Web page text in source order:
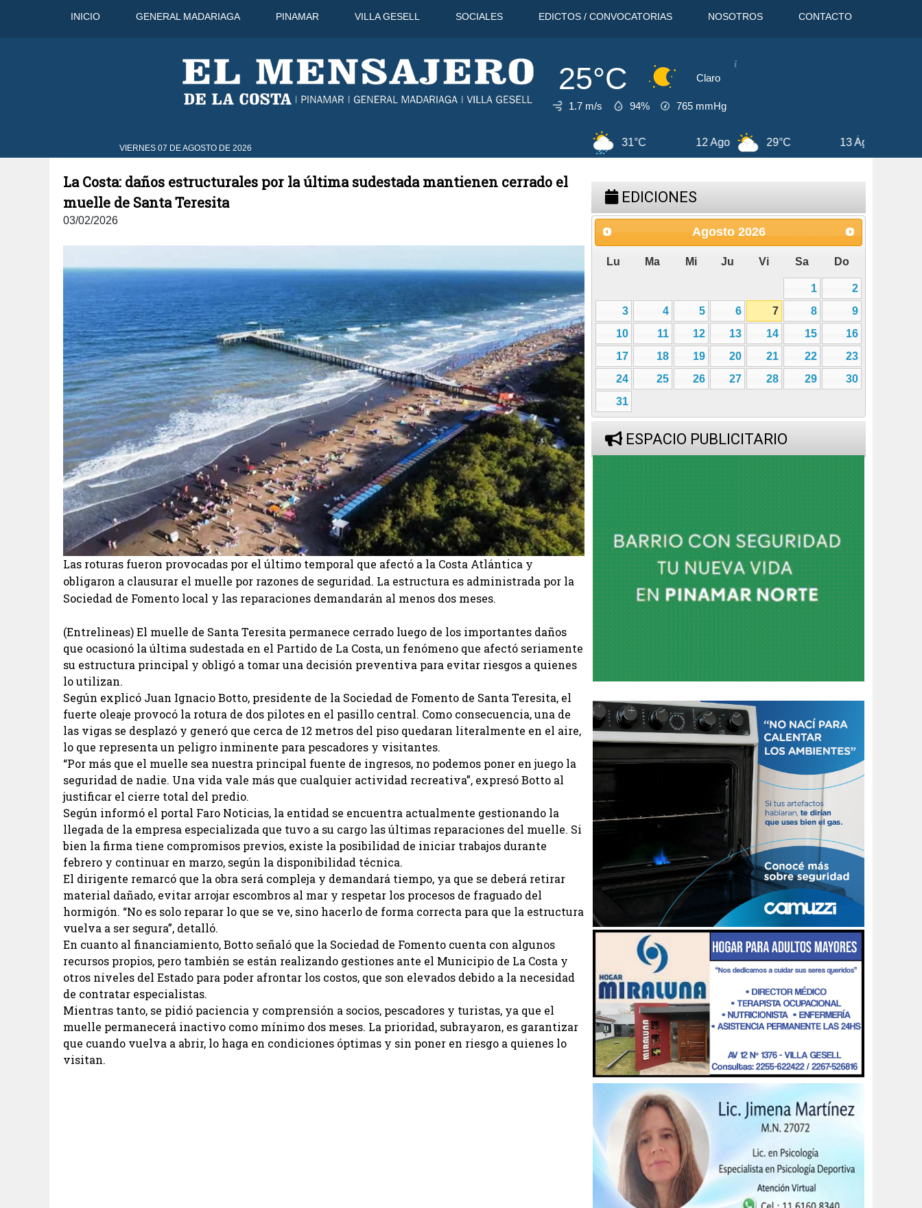
INICIO GENERAL MADARIAGA PINAMAR VILLA GESELL SOCIALES EDICTOS / CONVOCATORIAS NOSOTROS CONTACTO
25°C Claro
1.7 m/s 94% 765 mmHg
VIERNES 07 DE AGOSTO DE 2026
31°C 10 Ago 13 Ago 29°C 7 Ago 29°C
La Costa: daños estructurales por la última sudestada mantienen cerrado el
muelle de Santa Teresita
03/02/2026
Las roturas fueron provocadas por el último temporal que afectó a la Costa Atlántica y
obligaron a clausurar el muelle por razones de seguridad. La estructura es administrada por la
Sociedad de Fomento local y las reparaciones demandarán al menos dos meses.
(Entrelineas) El muelle de Santa Teresita permanece cerrado luego de los importantes daños
que ocasionó la última sudestada en el Partido de La Costa, un fenómeno que afectó seriamente
su estructura principal y obligó a tomar una decisión preventiva para evitar riesgos a quienes
lo utilizan.
Según explicó Juan Ignacio Botto, presidente de la Sociedad de Fomento de Santa Teresita, el
fuerte oleaje provocó la rotura de dos pilotes en el pasillo central. Como consecuencia, una de
las vigas se desplazó y generó que cerca de 12 metros del piso quedaran literalmente en el aire,
lo que representa un peligro inminente para pescadores y visitantes.
“Por más que el muelle sea nuestra principal fuente de ingresos, no podemos poner en juego la
seguridad de nadie. Una vida vale más que cualquier actividad recreativa”, expresó Botto al
justificar el cierre total del predio.
Según informó el portal Faro Noticias, la entidad se encuentra actualmente gestionando la
llegada de la empresa especializada que tuvo a su cargo las últimas reparaciones del muelle. Si
bien la firma tiene compromisos previos, existe la posibilidad de iniciar trabajos durante
febrero y continuar en marzo, según la disponibilidad técnica.
El dirigente remarcó que la obra será compleja y demandará tiempo, ya que se deberá retirar
material dañado, evitar arrojar escombros al mar y respetar los procesos de fraguado del
hormigón. “No es solo reparar lo que se ve, sino hacerlo de forma correcta para que la estructura
vuelva a ser segura”, detalló.
En cuanto al financiamiento, Botto señaló que la Sociedad de Fomento cuenta con algunos
recursos propios, pero también se están realizando gestiones ante el Municipio de La Costa y
otros niveles del Estado para poder afrontar los costos, que son elevados debido a la necesidad
de contratar especialistas.
Mientras tanto, se pidió paciencia y comprensión a socios, pescadores y turistas, ya que el
muelle permanecerá inactivo como mínimo dos meses. La prioridad, subrayaron, es garantizar
que cuando vuelva a abrir, lo haga en condiciones óptimas y sin poner en riesgo a quienes lo
visitan.
EDICIONES
Agosto 2026
Lu Ma Mi Ju Vi Sa Do
1
2
3
4 5 6 7 8
9
10
11 12 13 14 15
16
17
18 19 20 21 22
23
24
25 26 27 28 29
30
31
ESPACIO PUBLICITARIO